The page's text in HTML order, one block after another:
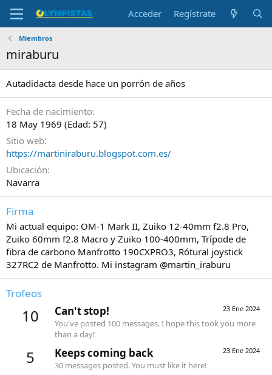
Acceder Regístrate
Miembros
miraburu
Autadidacta desde hace un porrón de años
Fecha de nacimiento
18 May 1969 (Edad: 57)
Sitio web
https://martiniraburu.blogspot.com.es/
Ubicación
Navarra
Firma
Mi actual equipo: OM-1 Mark II, Zuiko 12-40mm f2.8 Pro,
Zuiko 60mm f2.8 Macro y Zuiko 100-400mm, Trípode de
fibra de carbono Manfrotto 190CXPRO3, Rótural joystick
327RC2 de Manfrotto. Mi instagram @martin_iraburu
Trofeos
10 23 Ene 2024
Can't stop!
You've posted 100 messages. I hope this took you more
than a day!
5 23 Ene 2024
Keeps coming back
30 messages posted. You must like it here!